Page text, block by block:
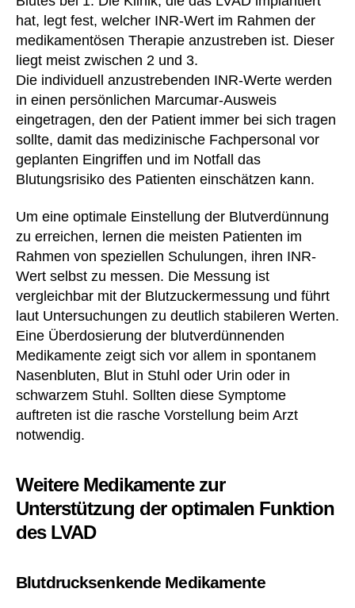
hat, legt fest, welcher INR-Wert im Rahmen der
medikamentösen Therapie anzustreben ist. Dieser
liegt meist zwischen 2 und 3.
Die individuell anzustrebenden INR-Werte werden
in einen persönlichen Marcumar-Ausweis
eingetragen, den der Patient immer bei sich tragen
sollte, damit das medizinische Fachpersonal vor
geplanten Eingriffen und im Notfall das
Blutungsrisiko des Patienten einschätzen kann.
Um eine optimale Einstellung der Blutverdünnung
zu erreichen, lernen die meisten Patienten im
Rahmen von speziellen Schulungen, ihren INR-
Wert selbst zu messen. Die Messung ist
vergleichbar mit der Blutzuckermessung und führt
laut Untersuchungen zu deutlich stabileren Werten.
Eine Überdosierung der blutverdünnenden
Medikamente zeigt sich vor allem in spontanem
Nasenbluten, Blut in Stuhl oder Urin oder in
schwarzem Stuhl. Sollten diese Symptome
auftreten ist die rasche Vorstellung beim Arzt
notwendig.
Weitere Medikamente zur
Unterstützung der optimalen Funktion
des LVAD
Blutdrucksenkende Medikamente